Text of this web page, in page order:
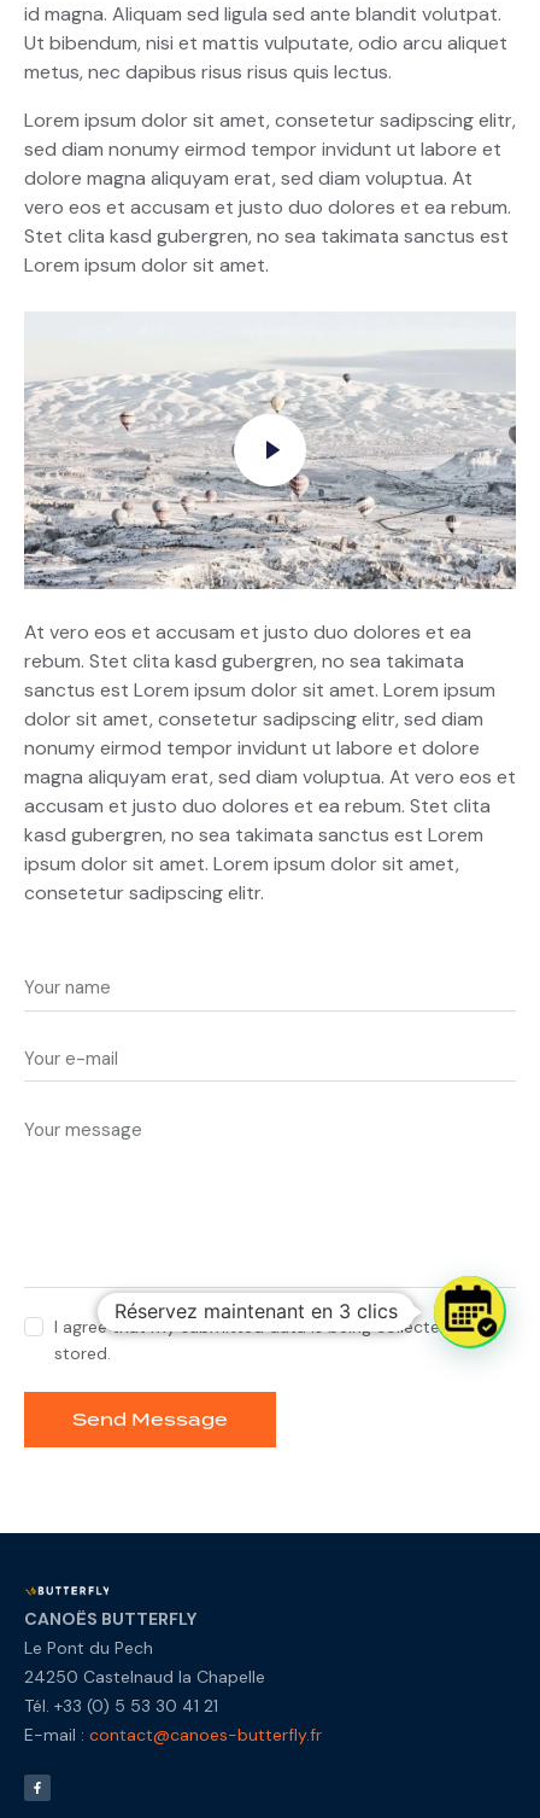
id magna. Aliquam sed ligula sed ante blandit volutpat.
Ut bibendum, nisi et mattis vulputate, odio arcu aliquet
metus, nec dapibus risus risus quis lectus.
Lorem ipsum dolor sit amet, consetetur sadipscing elitr,
sed diam nonumy eirmod tempor invidunt ut labore et
dolore magna aliquyam erat, sed diam voluptua. At
vero eos et accusam et justo duo dolores et ea rebum.
Stet clita kasd gubergren, no sea takimata sanctus est
Lorem ipsum dolor sit amet.
At vero eos et accusam et justo duo dolores et ea
rebum. Stet clita kasd gubergren, no sea takimata
sanctus est Lorem ipsum dolor sit amet. Lorem ipsum
dolor sit amet, consetetur sadipscing elitr, sed diam
nonumy eirmod tempor invidunt ut labore et dolore
magna aliquyam erat, sed diam voluptua. At vero eos et
accusam et justo duo dolores et ea rebum. Stet clita
kasd gubergren, no sea takimata sanctus est Lorem
ipsum dolor sit amet. Lorem ipsum dolor sit amet,
consetetur sadipscing elitr.
I agree that my submitted data is being collected and
stored.
Send Message
CANOËS BUTTERFLY
Le Pont du Pech
24250 Castelnaud la Chapelle
Tél. +33 (0) 5 53 30 41 21
E-mail : contact@canoes-butterfly.fr
Réservez maintenant en 3 clics